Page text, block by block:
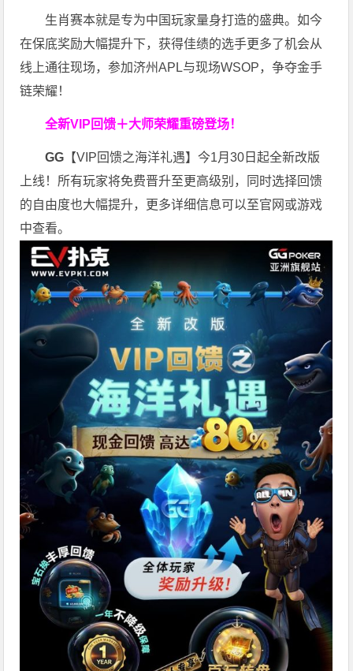
生肖赛本就是专为中国玩家量身打造的盛典。如今
在保底奖励大幅提升下，获得佳绩的选手更多了机会从
线上通往现场，参加济州APL与现场WSOP，争夺金手
链荣耀！
全新VIP回馈＋大师荣耀重磅登场！
GG 【VIP回馈之海洋礼遇】今1月30日起全新改版
上线！所有玩家将免费晋升至更高级别，同时选择回馈
的自由度也大幅提升，更多详细信息可以至官网或游戏
中查看。